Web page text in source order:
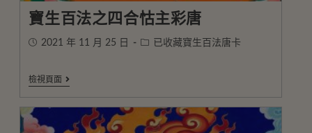
寶生百法之四合怙主彩唐
2021 年 11 月 25 日 已收藏寶生百法唐卡
檢視頁面